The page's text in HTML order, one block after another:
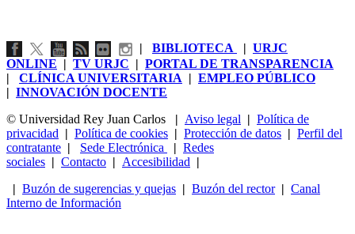
| BIBLIOTECA | URJC
ONLINE | TV URJC | PORTAL DE TRANSPARENCIA
| CLÍNICA UNIVERSITARIA | EMPLEO PÚBLICO
| INNOVACIÓN DOCENTE
© Universidad Rey Juan Carlos
| Aviso legal | Política de
privacidad | Política de cookies | Protección de datos | Perfil del
contratante | Sede Electrónica | Redes
sociales | Contacto | Accesibilidad |
| Buzón de sugerencias y quejas | Buzón del rector| Canal
Interno de Información